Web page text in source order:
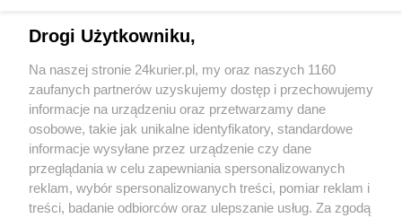
Śmiertelna bójka
Pobicie na stacji paliw. Jest akt oskarżenia
Moja żona jest kulturalną osobą
POGODA
26℃
Drogi Użytkowniku,
Na naszej stronie 24kurier.pl, my oraz naszych 1160
zaufanych partnerów uzyskujemy dostęp i przechowujemy
informacje na urządzeniu oraz przetwarzamy dane
osobowe, takie jak unikalne identyfikatory, standardowe
informacje wysyłane przez urządzenie czy dane
przeglądania w celu zapewniania spersonalizowanych
reklam, wybór spersonalizowanych treści, pomiar reklam i
treści, badanie odbiorców oraz ulepszanie usług. Za zgodą